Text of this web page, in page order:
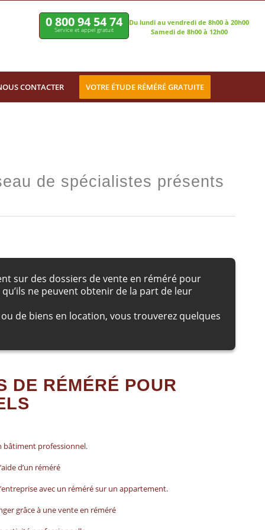
0 800 94 54 74
Service et appel gratuit
Du lundi au vendredi de 8h00 à 20h00
Samedi de 8h00 à 12h00
CONTACTER VOTRE ÉTUDE RÉMÉRÉ GRATUITE
de spécialistes présents
sur des dossiers de vente en réméré pour
ne peuvent obtenir de la part de leur
de biens en location, vous trouverez quelques
DE RÉMÉRÉ POUR
bâtiment professionnel.
d’un réméré
avec un réméré sur un appartement.
grâce à une vente en réméré